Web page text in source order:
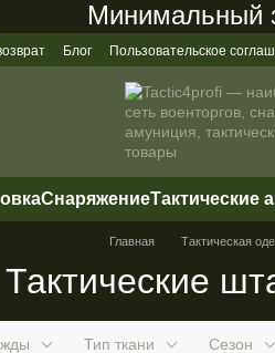
Минимальный
Блог Пользовательское
СнаряжениеТактические
Главная Тактическая
Тактические
Тип ткани Сезон